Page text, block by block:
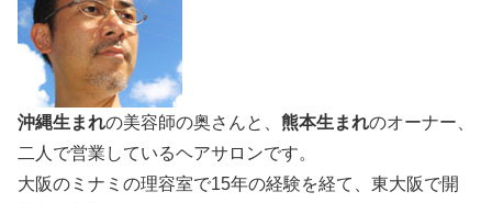
沖縄生まれの美容師の奥さんと、 熊本生まれのオーナー、
二人で営業しているヘアサロンです。
大阪のミナミの理容室で15年の経験を経て、東大阪で開